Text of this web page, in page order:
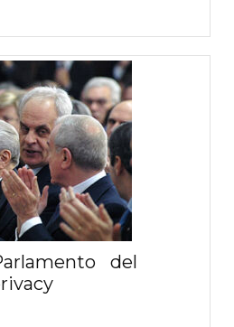
del